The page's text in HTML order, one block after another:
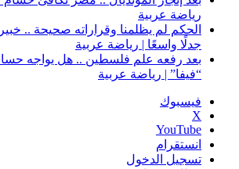
رياضة عربية
الحكم لم يظلمنا وقراراته صحيحة ..
جدلًا واسعًا | رياضة عربية
بعد رفعه علم فلسطين .. هل يواجه
“فيفا” | رياضة عربية
فيسبوك
‫X
‫YouTube
انستقرام
تسجيل الدخول